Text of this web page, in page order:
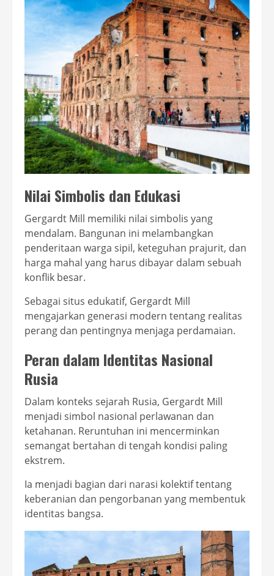
Nilai Simbolis dan Edukasi
Gergardt Mill memiliki nilai simbolis yang
mendalam. Bangunan ini melambangkan
penderitaan warga sipil, keteguhan prajurit, dan
harga mahal yang harus dibayar dalam sebuah
konflik besar.
Sebagai situs edukatif, Gergardt Mill
mengajarkan generasi modern tentang realitas
perang dan pentingnya menjaga perdamaian.
Peran dalam Identitas Nasional
Rusia
Dalam konteks sejarah Rusia, Gergardt Mill
menjadi simbol nasional perlawanan dan
ketahanan. Reruntuhan ini mencerminkan
semangat bertahan di tengah kondisi paling
ekstrem.
Ia menjadi bagian dari narasi kolektif tentang
keberanian dan pengorbanan yang membentuk
identitas bangsa.